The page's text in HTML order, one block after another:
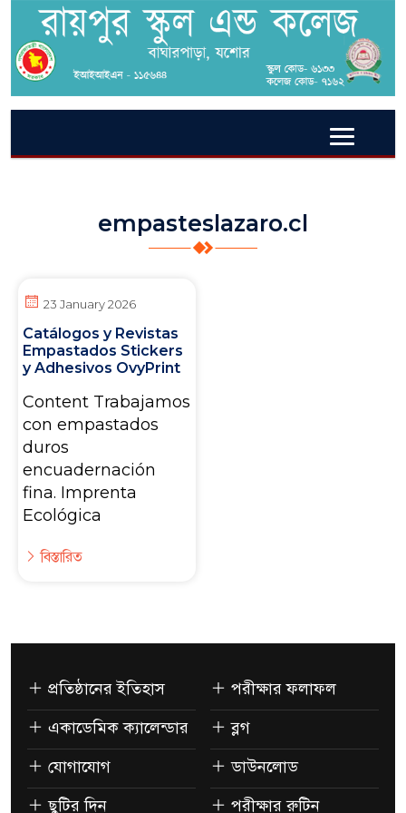
empasteslazaro.cl
23 January 2026
Catálogos y Revistas
Empastados Stickers
y Adhesivos OvyPrint
Content Trabajamos
con empastados
duros
encuadernación
fina. Imprenta
Ecológica
বিস্তারিত
প্রতিষ্ঠানের ইতিহাস
একাডেমিক ক্যালেন্ডার
যোগাযোগ
ছুটির দিন
পরীক্ষার ফলাফল
ব্লগ
ডাউনলোড
পরীক্ষার রুটিন